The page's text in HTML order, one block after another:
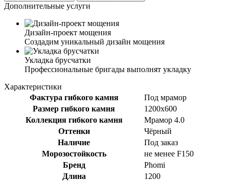
Дополнительные услуги
Дизайн-проект мощения
Создадим уникальный дизайн мощения
Укладка брусчатки
Профессиональные бригады выполнят укладку
Характеристики
Фактура гибкого камня
Под мрамор
Размер гибкого камня
1200x600
Коллекция гибкого камня
Мрамор 4.0
Оттенки
Чёрный
Наличие
Под заказ
Морозостойкость
не менее F150
Бренд
Phomi
Длина
1200